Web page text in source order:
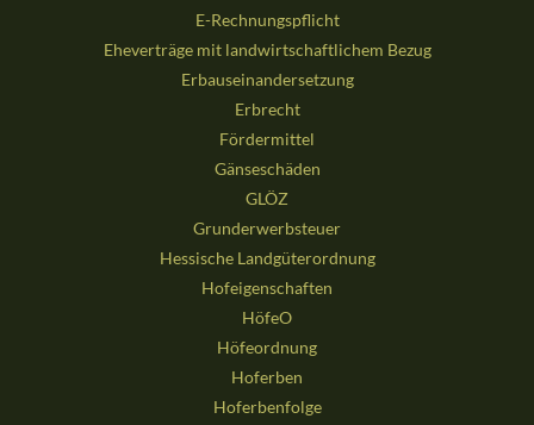
E-Rechnungspflicht
Eheverträge mit landwirtschaftlichem Bezug
Erbauseinandersetzung
Erbrecht
Fördermittel
Gänseschäden
GLÖZ
Grunderwerbsteuer
Hessische Landgüterordnung
Hofeigenschaften
HöfeO
Höfeordnung
Hoferben
Hoferbenfolge